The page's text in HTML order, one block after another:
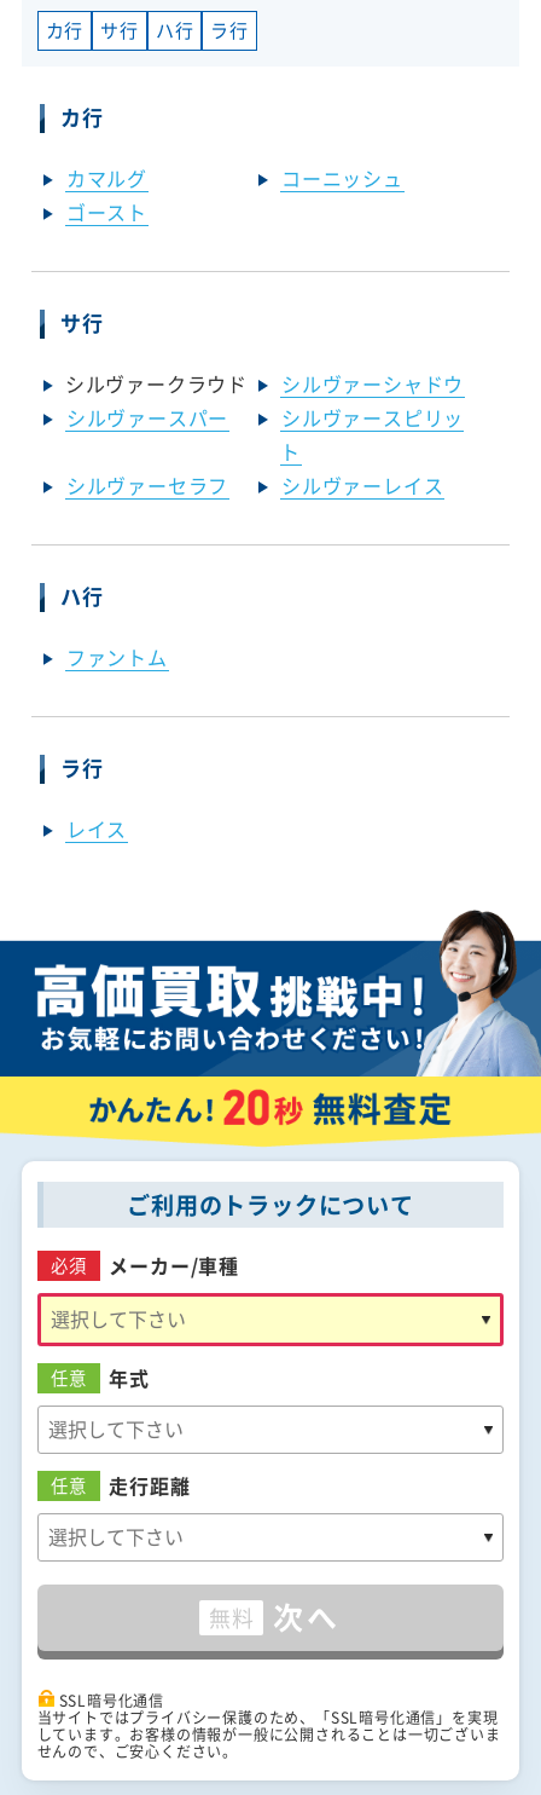
カ行 サ行 ハ行 ラ行
カ行
カマルグ
コーニッシュ
ゴースト
サ行
シルヴァークラウド
シルヴァーシャドウ
シルヴァースパー
シルヴァースピリッ
ト
シルヴァーセラフ
シルヴァーレイス
ハ行
ファントム
ラ行
レイス
ご利用のトラックについて
必須 メーカー/車種
任意 年式
任意 走行距離
無料 次へ
SSL暗号化通信
当サイトではプライバシー保護のため、「SSL暗号化通信」を実現
しています。お客様の情報が一般に公開されることは一切ございま
せんので、ご安心ください。